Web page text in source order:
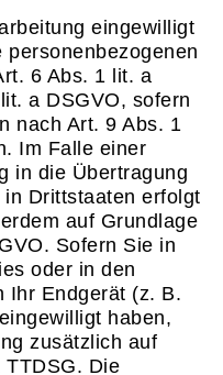
eingewilligt
6 Abs. 1 lit. a
a DSGVO, sofern
nach Art. 9 Abs. 1
Im Falle einer
in die Übertragung
Drittstaaten erfolgt
auf Grundlage
Sofern Sie in
oder in den
Ihr Endgerät (z. B.
haben,
zusätzlich auf
TTDSG. Die